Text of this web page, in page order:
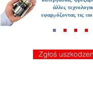
άλλες
εφαρμόζοντας τις
Zgłoś